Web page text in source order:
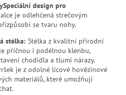
Speciální design pro
je odlehčená strečovým
se tvaru nohy.
stélka: Stélka z kvalitní přírodní
příčnou i podélnou klenbu,
chodidla a tlumí nárazy.
je z odolné lícové hovězinové
materiálů, které umožňují